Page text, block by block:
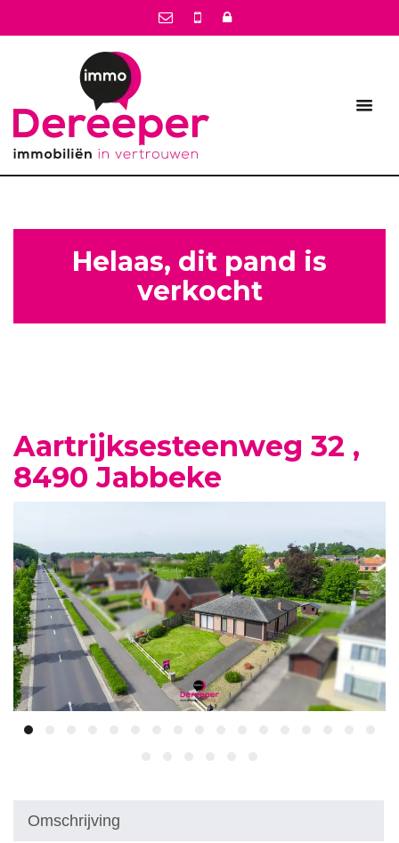
Helaas, dit pand is
verkocht
Aartrijksesteenweg 32 ,
8490 Jabbeke
Omschrijving